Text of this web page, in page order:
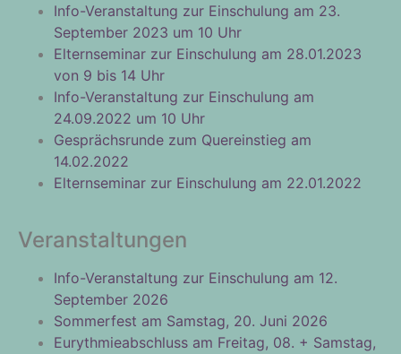
Info-Veranstaltung zur Einschulung am 23.
September 2023 um 10 Uhr
Elternseminar zur Einschulung am 28.01.2023
von 9 bis 14 Uhr
Info-Veranstaltung zur Einschulung am
24.09.2022 um 10 Uhr
Gesprächsrunde zum Quereinstieg am
14.02.2022
Elternseminar zur Einschulung am 22.01.2022
Veranstaltungen
Info-Veranstaltung zur Einschulung am 12.
September 2026
Sommerfest am Samstag, 20. Juni 2026
Eurythmieabschluss am Freitag, 08. + Samstag,